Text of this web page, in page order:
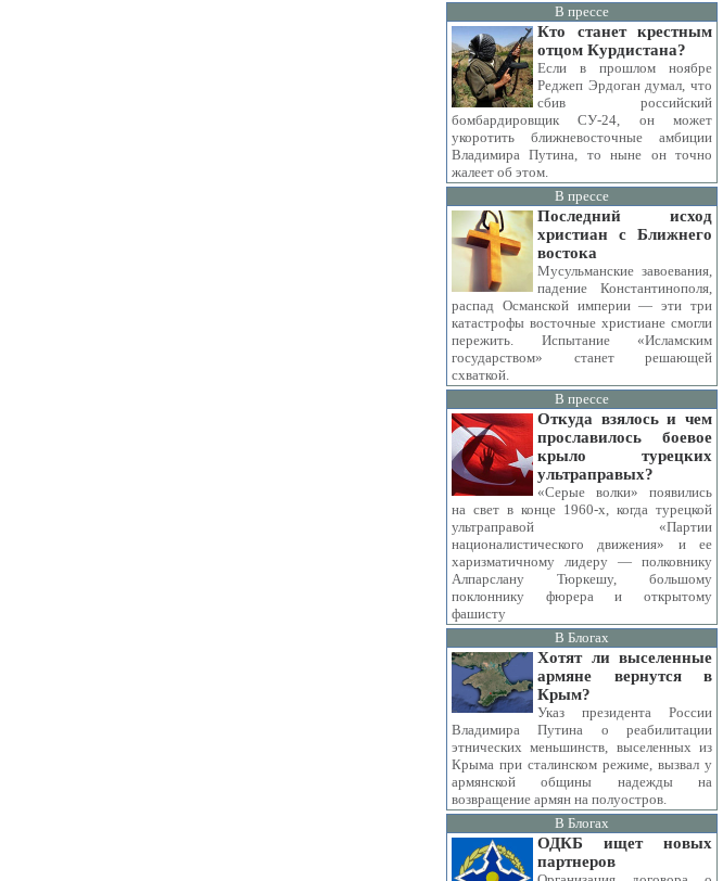
В прессе
Кто станет крестным
отцом Курдистана?
Если в прошлом ноябре
Реджеп Эрдоган думал, что
сбив российский
бомбардировщик СУ-24, он может
укоротить ближневосточные амбиции
Владимира Путина, то ныне он точно
жалеет об этом.
В прессе
Последний исход
христиан с Ближнего
востока
Мусульманские завоевания,
падение Константинополя,
распад Османской империи — эти три
катастрофы восточные христиане смогли
пережить. Испытание «Исламским
государством» станет решающей
схваткой.
В прессе
Откуда взялось и чем
прославилось боевое
крыло турецких
ультраправых?
«Серые волки» появились
на свет в конце 1960-х, когда турецкой
ультраправой «Партии
националистического движения» и ее
харизматичному лидеру — полковнику
Алпарслану Тюркешу, большому
поклоннику фюрера и открытому
фашисту
В Блогах
Хотят ли выселенные
армяне вернутся в
Крым?
Указ президента России
Владимира Путина о реабилитации
этнических меньшинств, выселенных из
Крыма при сталинском режиме, вызвал у
армянской общины надежды на
возвращение армян на полуостров.
В Блогах
ОДКБ ищет новых
партнеров